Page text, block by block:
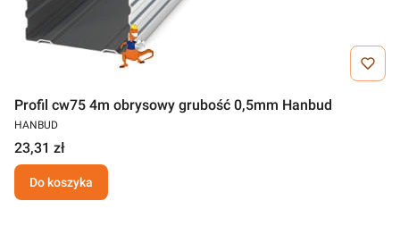
Profil cw75 4m obrysowy grubość 0,5mm Hanbud
HANBUD
23,31 zł
Do koszyka